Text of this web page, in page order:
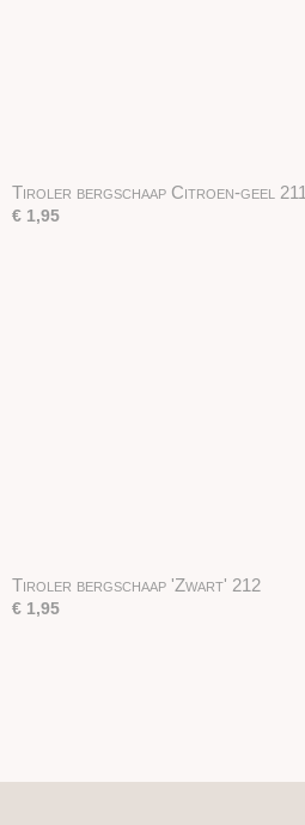
Tiroler bergschaap Citroen-geel 211
€ 1,95
Tiroler bergschaap 'Zwart' 212
€ 1,95